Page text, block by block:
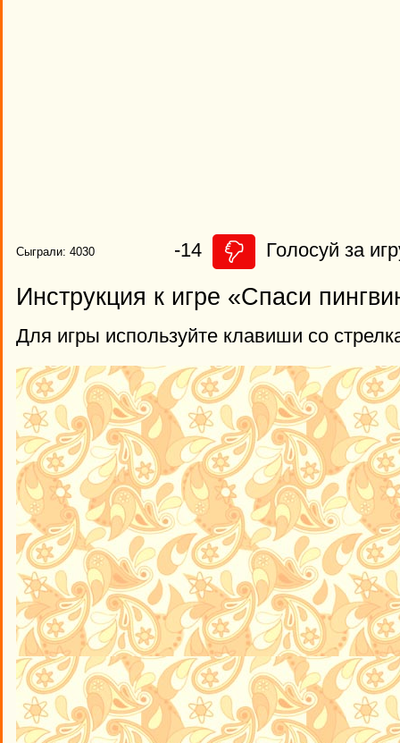
Сыграли: 4030 -14 Голосуй за
Инструкция к игре «Спаси
Для игры используйте клавиши со